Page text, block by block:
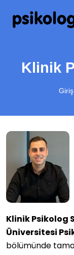
Klinik
Giriş
Klinik Psikolog
Üniversitesi
bölümünde